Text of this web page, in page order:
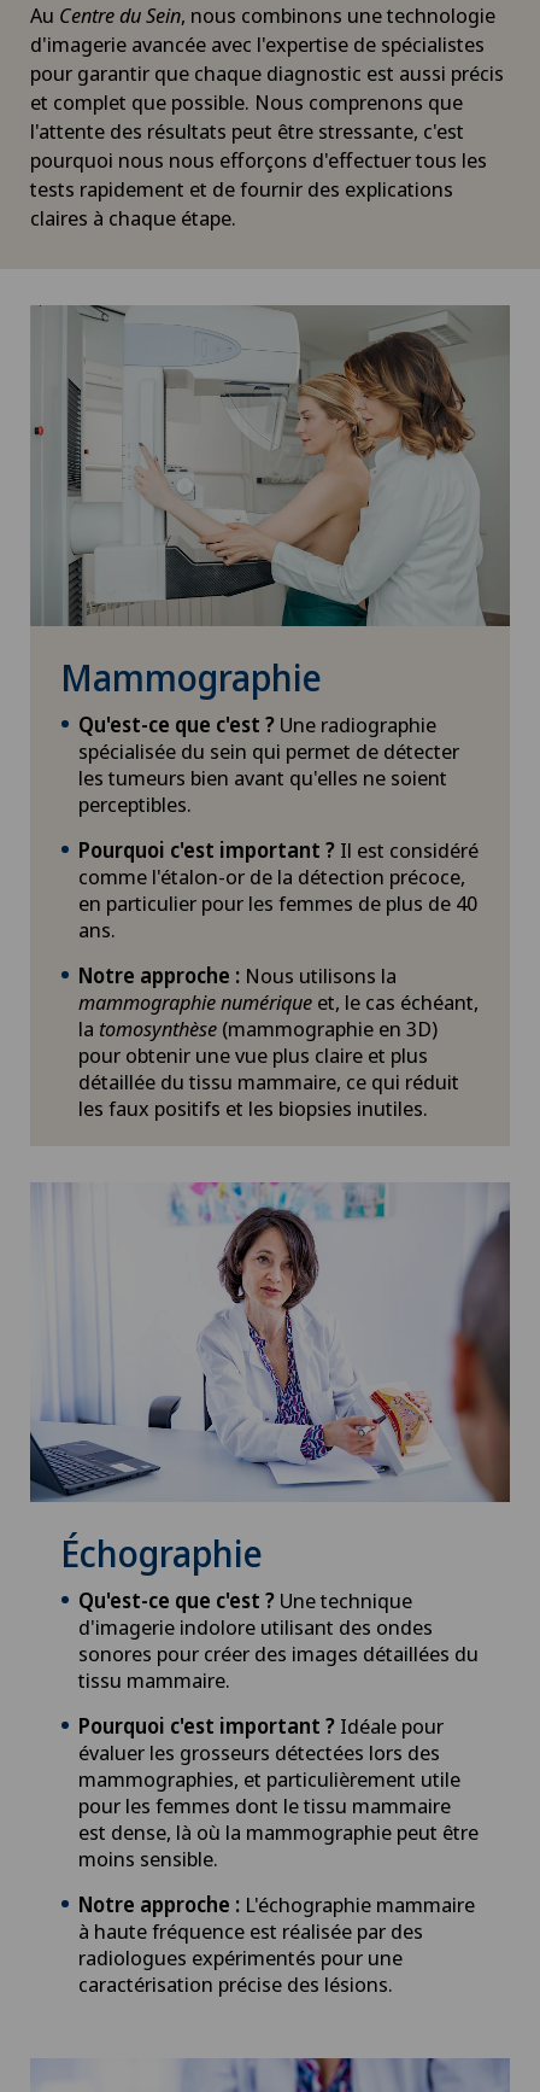
Au Centre du Sein, nous combinons une technologie
d'imagerie avancée avec l'expertise de spécialistes
pour garantir que chaque diagnostic est aussi précis
et complet que possible. Nous comprenons que
l'attente des résultats peut être stressante, c'est
pourquoi nous nous efforçons d'effectuer tous les
tests rapidement et de fournir des explications
claires à chaque étape.
Mammographie
Qu'est-ce que c'est ? Une radiographie
spécialisée du sein qui permet de détecter
les tumeurs bien avant qu'elles ne soient
perceptibles.
Pourquoi c'est important ? Il est considéré
comme l'étalon-or de la détection précoce,
en particulier pour les femmes de plus de 40
ans.
Notre approche : Nous utilisons la
mammographie numérique et, le cas échéant,
la tomosynthèse (mammographie en 3D)
pour obtenir une vue plus claire et plus
détaillée du tissu mammaire, ce qui réduit
les faux positifs et les biopsies inutiles.
Échographie
Qu'est-ce que c'est ? Une technique
d'imagerie indolore utilisant des ondes
sonores pour créer des images détaillées du
tissu mammaire.
Pourquoi c'est important ? Idéale pour
évaluer les grosseurs détectées lors des
mammographies, et particulièrement utile
pour les femmes dont le tissu mammaire
est dense, là où la mammographie peut être
moins sensible.
Notre approche : L'échographie mammaire
à haute fréquence est réalisée par des
radiologues expérimentés pour une
caractérisation précise des lésions.